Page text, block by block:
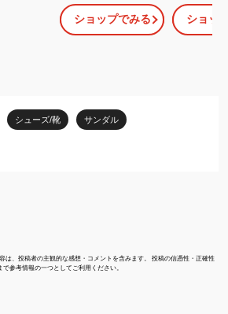
チサンダル havaianas
キッズ・ピカパウ（ウッ
ドペッカー） （KIDS
ショップでみる
キッズ・フ
（KIDS
ズ 子供【あ
ショッ
シューズ/靴 サンダル
は、投稿者の主観的な感想・コメントを含みます。 投稿の信憑性・正確性
参考情報の一つとしてご利用ください。